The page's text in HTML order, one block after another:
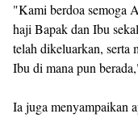
"Kami berdoa semoga
haji Bapak dan Ibu
telah dikeluarkan, serta
Ibu di mana pun
Ia juga menyampaikan